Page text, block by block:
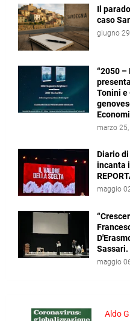
Il
caso
giugno
“2050 –
Tonini e
marzo
Diario
incanta
maggio
Sassari.
maggio
Aldo